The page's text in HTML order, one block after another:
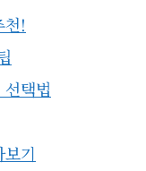
천!
택법
기